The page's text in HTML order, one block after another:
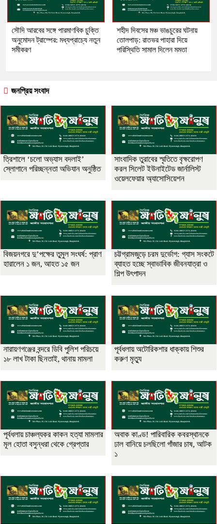
সৌদি আরবের সঙ্গে পারমাণবিক চুক্তি
অনুমোদন ট্রাম্পের: মধ্যপ্রাচ্যে নতুন
সমীকরণ
​শহীদ দিবসের মঞ্চ ভাঙচুরের ঘটনায়
তোলপাড়: রাতভর পাহারা দিয়ে
পরিস্থিতি সামাল দিলেন মমতা
জনপ্রিয় সংবাদ
‎ত্রিশালে ‘চলো অভ্যাস বদলাই’
স্লোগানে পরিচ্ছন্নতা অভিযান অনুষ্ঠিত
সাংবাদিক তুরাবের স্মৃতিতে বৃক্ষরোপণ
করল সিলেট ইউনাইটেড জার্নালিস্ট
ওয়েলফেয়ার অ্যাসোসিয়েশন
বিজয়নগরে দু’পক্ষের তুমুল সংঘর্ষ: প্রাণ
হারালেন ১ জন, আহত ১৫ জন
চট্টগ্রামজুড়ে চরম দুর্ভোগ: গ্যাস সংকটে
ব্যাহত হচ্ছে স্বাভাবিক জীবনযাত্রা ও
শিল্প উৎপাদন
নারায়ণগঞ্জের বন্দরে ডিবি পুলিশ পরিচয়ে
১৮ লাখ টাকা ছিনতাই, থানায় মামলা
পূর্বধলায় অটোরিকশার ধাক্কায় শিশুর
করুণ মৃত্যু
পূর্বধলায় চাঞ্চল্যকর কাকন হত্যা মামলার
মূল হোতা বসুন্ধরা থেকে গ্রেপ্তার
অবাক কাণ্ড! পারিবারিক কবরস্থানকে
ঢাল বানিয়ে চলছিলো গাঁজার চাষ, আটক
১